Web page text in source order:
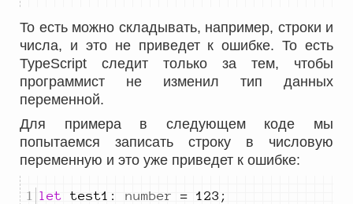
To есть можно складывать, например, строки и
числа, и это не приведет к ошибке. To есть
TypeScript следит только за тем, чтобы
программист не изменил тип данных
переменной.
Для примера в следующем коде мы
попытаемся записать строку в числовую
переменную и это уже приведет к ошибке:
let test1 : number = 123 ;